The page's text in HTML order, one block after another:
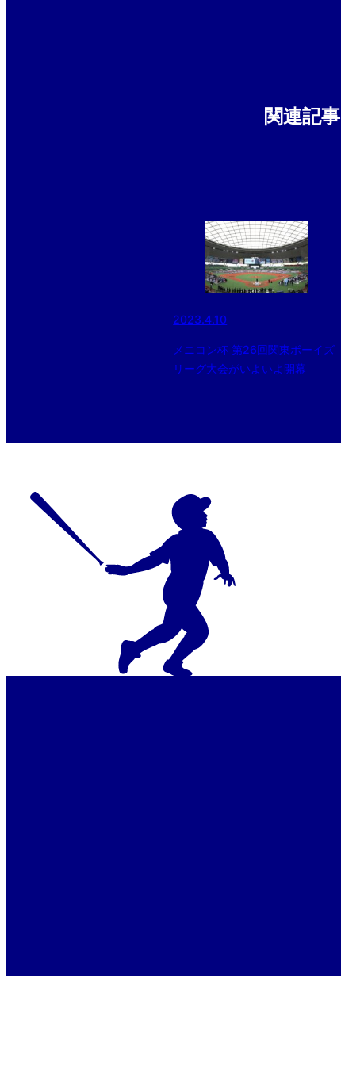
関連記事
2023.4.10
メニコン杯 第26回関東ボーイズ
リーグ大会がいよいよ開幕